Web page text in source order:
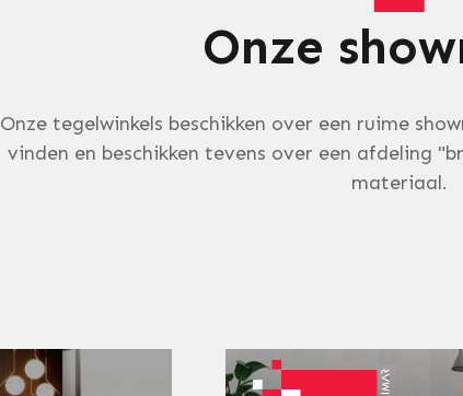
Onze
Onze tegelwinkels beschikken over een ruime
vinden en beschikken tevens over een afdeling
materiaal.